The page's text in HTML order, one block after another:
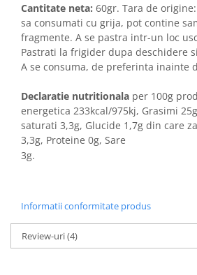
Cantitate neta: 60gr. Tara de
sa consumati cu grija, pot contine
fragmente. A se pastra intr-un loc
Pastrati la frigider dupa deschidere
A se consuma, de preferinta inainte
Declaratie nutritionala per 100g
energetica 233kcal/975kj, Grasimi
saturati 3,3g, Glucide 1,7g din care
3,3g, Proteine 0g, Sare
3g.
Informatii conformitate produs
Review-uri(4)